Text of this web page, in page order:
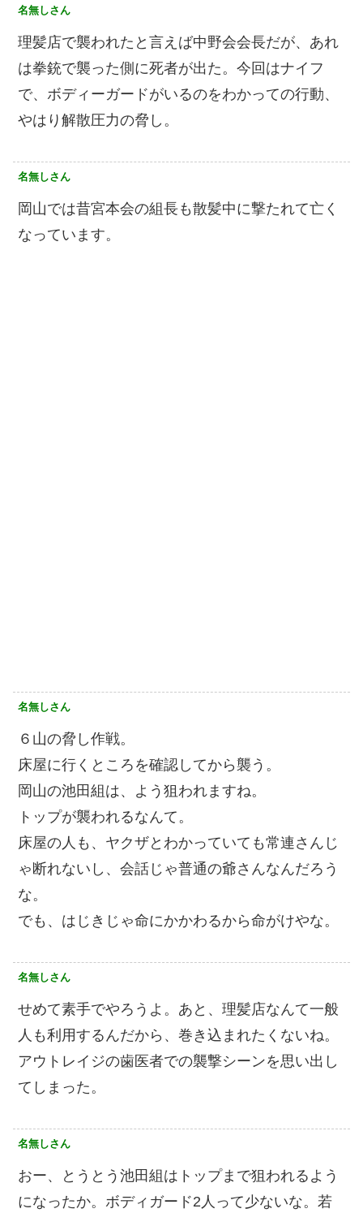
名無しさん
理髪店で襲われたと言えば中野会会長だが、あれ
は拳銃で襲った側に死者が出た。今回はナイフ
で、ボディーガードがいるのをわかっての行動、
やはり解散圧力の脅し。
名無しさん
岡山では昔宮本会の組長も散髪中に撃たれて亡く
なっています。
名無しさん
６山の脅し作戦。
床屋に行くところを確認してから襲う。
岡山の池田組は、よう狙われますね。
トップが襲われるなんて。
床屋の人も、ヤクザとわかっていても常連さんじ
ゃ断れないし、会話じゃ普通の爺さんなんだろう
な。
でも、はじきじゃ命にかかわるから命がけやな。
名無しさん
せめて素手でやろうよ。あと、理髪店なんて一般
人も利用するんだから、巻き込まれたくないね。
アウトレイジの歯医者での襲撃シーンを思い出し
てしまった。
名無しさん
おー、とうとう池田組はトップまで狙われるよう
になったか。ボディガード2人って少ないな。若